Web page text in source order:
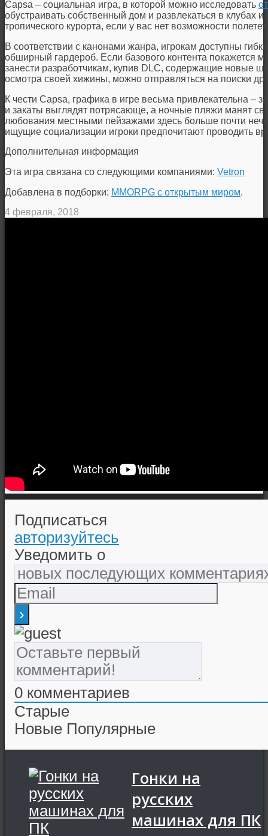
Capsa – социальная игра, в которой можно исследовать
обустраивать собственный дом и развлекаться в клубах
тропического курорта, если у вас нет возможности
В соответствии с канонами жанра, игрокам доступны
обширный гардероб. Если базового контента покажется
занести разработчикам, купив DLC, содержащие новые
осмотра своей хижины, можно отправляться на поиски
К чести Capsa, графика в игре весьма привлекательна –
и закаты выглядят потрясающе, а ночные пляжи манят
любования местными пейзажами здесь больше почти
ищущие социализации игроки предпочитают проводить
Дополнительная информация
Эта игра связана со следующими компаниями: Vetron
Добавлена в подборки: MMORPG с открытым миром.
4 февраля, 2018
Подписаться
авторизуйтесь
Уведомить о
0 комментариев
Старые
Новые Популярные
Гонки на
русских
машинах для ПК